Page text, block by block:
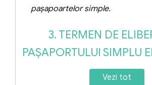
procesele începute cu data de
legal ori în temeiul ordonanţei
date în condiţiile Legii nr. 134/
care instanţa a dispus cu privire la
paşapoartelor simple.
3. TERMEN DE
PAŞAPORTULUI SIMPLU
Vezi tot